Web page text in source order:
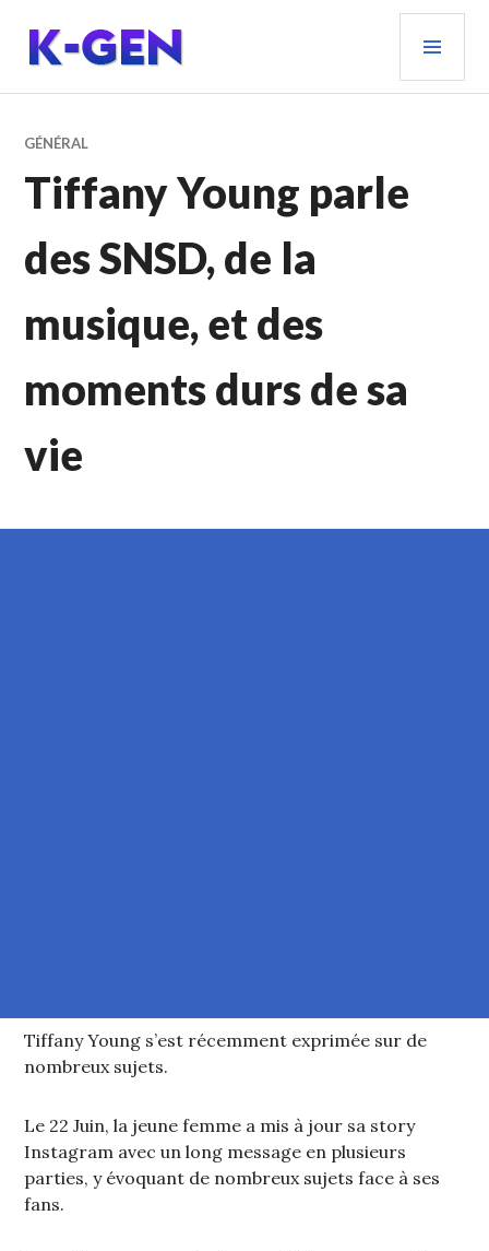
contenu
principal
K-GEN
GÉNÉRAL
Tiffany Young parle
des SNSD, de la
musique, et des
moments durs de sa
vie
Tiffany Young s’est récemment exprimée sur de
nombreux sujets.
Le 22 Juin, la jeune femme a mis à jour sa story
Instagram avec un long message en plusieurs
parties, y évoquant de nombreux sujets face à ses
fans.